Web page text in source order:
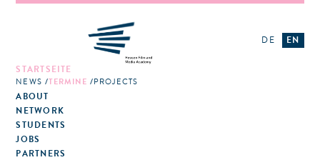
STARTSEITE
NEWS TERMINE PROJECTS
ABOUT
NETWORK
STUDENTS
JOBS
PARTNERS
DE EN